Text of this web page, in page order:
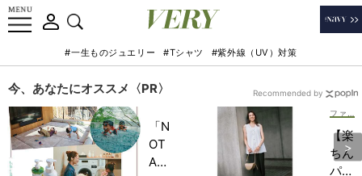
#一生ものジュエリー #Tシャツ #紫外線（UV）対策
今、あなたにオススメ〈PR〉
「N
OT
A
【楽
ちん
パン
Recommended by